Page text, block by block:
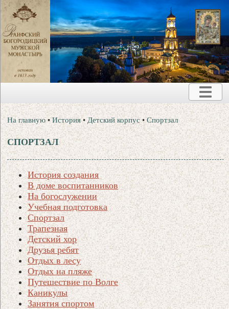
На главную •История •Детский корпус •Спортзал
СПОРТЗАЛ
История создания
В доме воспитанников
На богослужении
Учебная подготовка
Спортзал
Трапезная
Детский хор
Друзья ребят
Отдых в лесу
Отдых на пляже
Путешествие по Волге
Каникулы
Занятия спортом